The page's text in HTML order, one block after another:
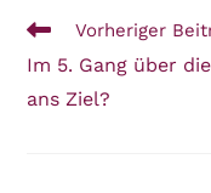
Weitere
ansehen
Vorheriger
Im 5. Gang über
ans Ziel?